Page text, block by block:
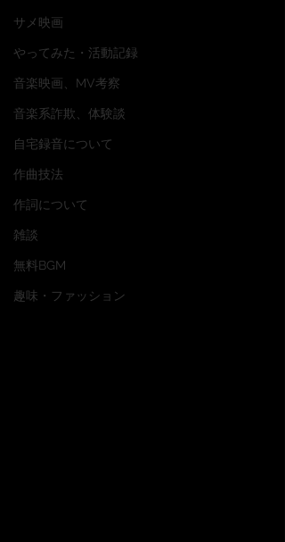
サメ映画
やってみた・活動記録
音楽映画、MV考察
音楽系詐欺、体験談
自宅録音について
作曲技法
作詞について
雑談
無料BGM
趣味・ファッション